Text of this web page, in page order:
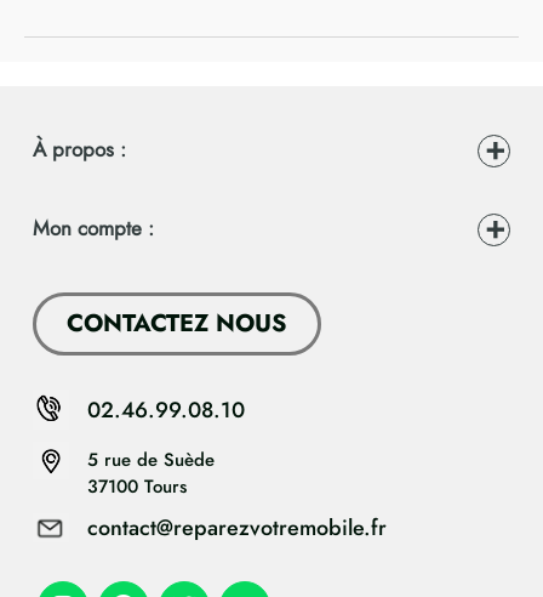
À propos :
Mon compte :
CONTACTEZ NOUS
5 rue de Suède
37100 Tours
contact@reparezvotremobile.fr
02.46.99.08.10